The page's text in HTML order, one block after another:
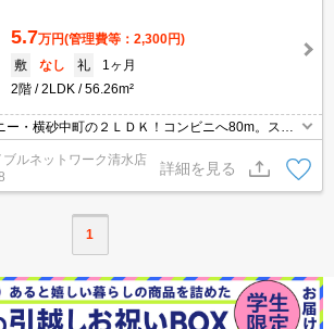
5.7万円(管理費等：2,300円)
敷
なし 礼
1ヶ月
2階
2LDK 56.26m²
ー・横砂中町の２ＬＤＫ！コンビニへ80m。スー
車での買物も便利。カウンターキッチンなので
お料理できますよ！エアコン、追い炊き機能、Ｔ
浴室乾燥、シャワー付き洗面台、温水洗浄便座、
都市ガスなどなどうれしい設備も揃っていますよ♪
ルネットワーク清水店
詳細を見る
1